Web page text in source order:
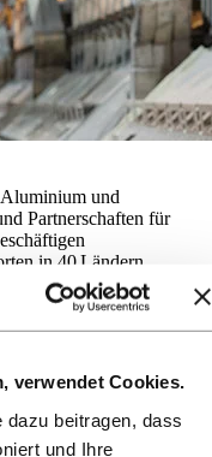
verwendet Cookies.
dazu beitragen, dass
und Ihre
und
Partnerschaften für
in 40 Ländern.